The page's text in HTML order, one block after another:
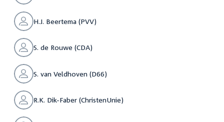
H.J. Beertema (PVV)
S. de Rouwe (CDA)
S. van Veldhoven (D66)
R.K. Dik-Faber (ChristenUnie)